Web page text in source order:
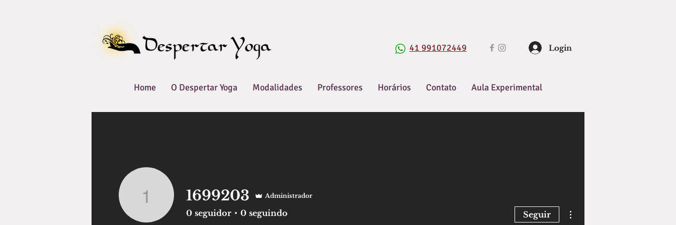
41 991072449 Login
Home O Despertar Yoga Modalidades Professores Horários Contato Aula Experimental
16992031699203 Administrador
0 seguidor 0 seguindo Seguir